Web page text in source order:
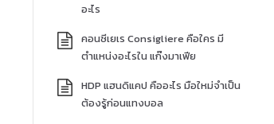
อะไร
คอนซีเยเร Consigliere คือใคร มี
ตำแหน่งอะไรใน แก๊งมาเฟีย
HDP แฮนดิแคป คืออะไร มือใหม่จำเป็น
ต้องรู้ก่อนแทงบอล